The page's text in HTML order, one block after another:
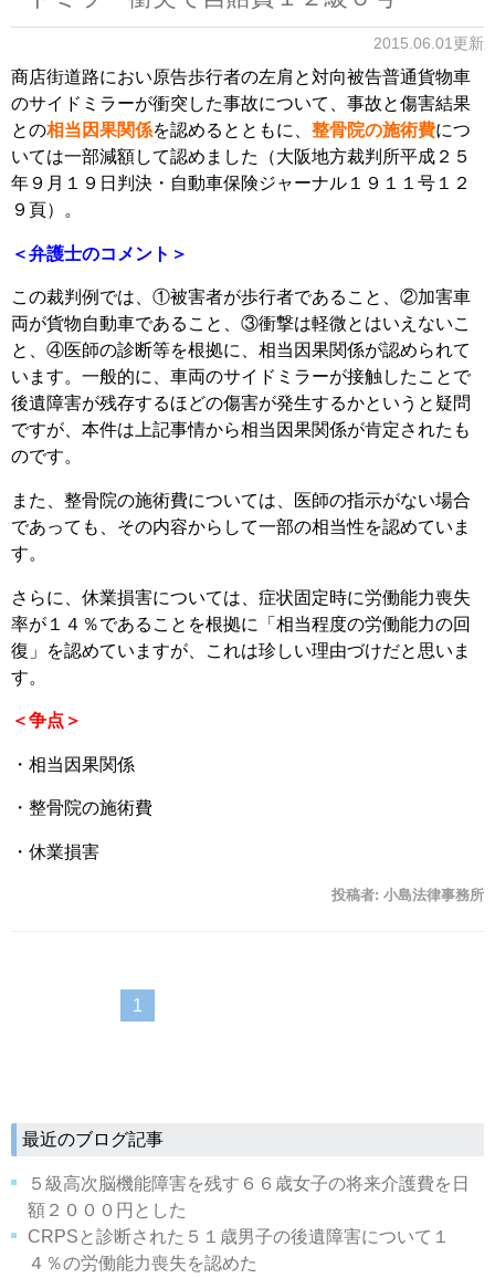
2015.06.01更新
商店街道路におい原告歩行者の左肩と対向被告普通貨物車
のサイドミラーが衝突した事故について、事故と傷害結果
との相当因果関係を認めるとともに、 整骨院の施術費につ
いては一部減額して認めました（大阪地方裁判所平成２５
年９月１９日判決・自動車保険ジャーナル１９１１号１２
９頁）。
＜弁護士のコメント＞
この裁判例では、①被害者が歩行者であること、②加害車
両が貨物自動車であること、③衝撃は軽微とはいえないこ
と、④医師の診断等を根拠に、相当因果関係が認められて
います。一般的に、車両のサイドミラーが接触したことで
後遺障害が残存するほどの傷害が発生するかというと疑問
ですが、本件は上記事情から相当因果関係が肯定されたも
のです。
また、整骨院の施術費については、医師の指示がない場合
であっても、その内容からして一部の相当性を認めていま
す。
さらに、休業損害については、症状固定時に労働能力喪失
率が１４％であることを根拠に「相当程度の労働能力の回
復」を認めていますが、これは珍しい理由づけだと思いま
す。
＜争点＞
・相当因果関係
・整骨院の施術費
・休業損害
投稿者: 小島法律事務所
1
最近のブログ記事
５級高次脳機能障害を残す６６歳女子の将来介護費を日
額２０００円とした
CRPSと診断された５１歳男子の後遺障害について１
４％の労働能力喪失を認めた